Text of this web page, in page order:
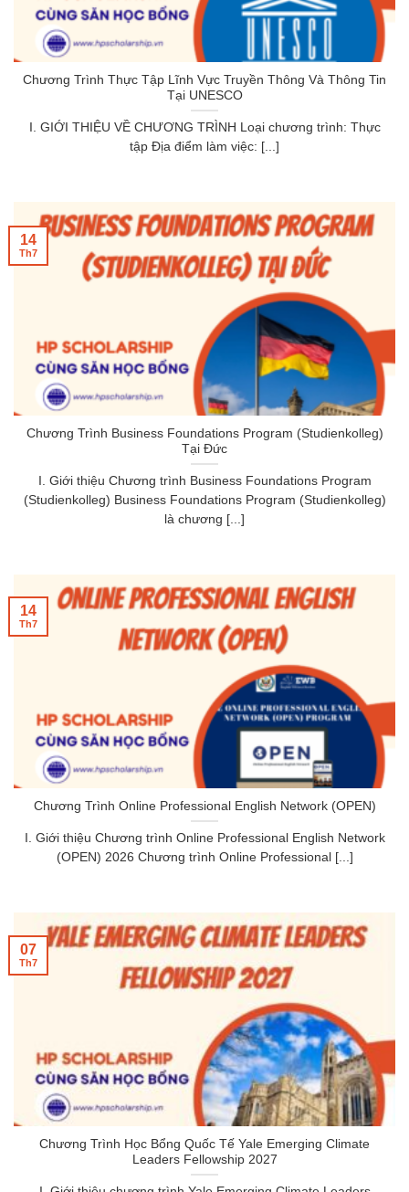
Chương Trình Thực Tập Lĩnh Vực Truyền Thông Và Thông Tin
Tại UNESCO
I. GIỚI THIỆU VỀ CHƯƠNG TRÌNH Loại chương trình: Thực
tập Địa điểm làm việc: [...]
Chương Trình Business Foundations Program (Studienkolleg)
Tại Đức
I. Giới thiệu Chương trình Business Foundations Program
(Studienkolleg) Business Foundations Program (Studienkolleg)
là chương [...]
14
Th7
Chương Trình Online Professional English Network (OPEN)
I. Giới thiệu Chương trình Online Professional English Network
(OPEN) 2026 Chương trình Online Professional [...]
14
Th7
Chương Trình Học Bổng Quốc Tế Yale Emerging Climate
Leaders Fellowship 2027
07
Th7